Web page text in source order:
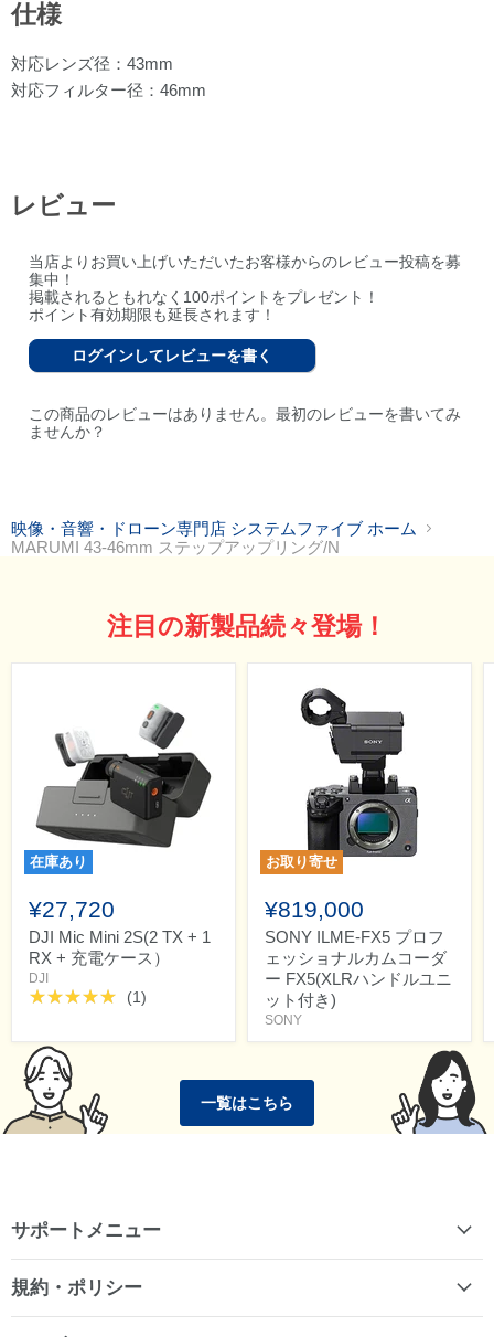
仕様
対応レンズ径：43mm
対応フィルター径：46mm
レビュー
当店よりお買い上げいただいたお客様からのレビュー投稿を募
集中！
掲載されるともれなく100ポイントをプレゼント！
ポイント有効期限も延長されます！
ログインしてレビューを書く
この商品のレビューはありません。最初のレビューを書いてみ
ませんか？
映像・音響・ドローン専門店 システムファイブ ホーム
MARUMI 43-46mm ステップアップリング/N
注目の新製品続々登場！
在庫あり
¥27,720
DJI Mic Mini 2S(2 TX + 1
RX + 充電ケース）
DJI
(1)
お取り寄せ
¥819,000
SONY ILME-FX5 プロフ
ェッショナルカムコーダ
ー FX5(XLRハンドルユニ
ット付き)
SONY
一覧はこちら
サポートメニュー
規約・ポリシー